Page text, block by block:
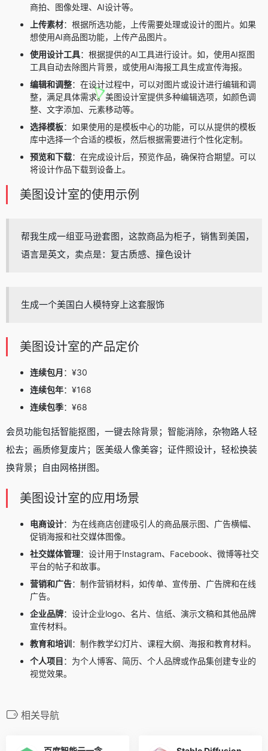
商拍、图像处理、AI设计等。
上传素材： 根据所选功能，上传需要处理或设计的图片。如果
想使用AI商品图功能，上传产品图片。
使用设计工具：根据提供的AI工具进行设计。如，使用AI抠图
工具自动去除图片背景，或使用AI海报工具生成宣传海报。
编辑和调整： 在设计过程中，可以对图片或设计进行编辑和调
整，满足具体需求。美图设计室提供多种编辑选项，如颜色调
整、文字添加、元素移动等。
选择模板： 如果使用的是模板中心的功能，可以从提供的模板
库中选择一个合适的模板，然后根据需要进行个性化定制。
预览和下载： 在完成设计后，预览作品，确保符合期望。 可以
将设计作品下载到设备上。
美图设计室的使用示例
帮我生成一组亚马逊套图，这款商品为柜子，销售到美国，
语言是英文，卖点是：复古质感、撞色设计
生成一个美国白人模特穿上这套服饰
美图设计室的产品定价
连续包月 ：¥30
连续包年：¥168
连续包季：¥68
会员功能包括智能抠图，一键去除背景；智能消除，杂物路人轻
松去；画质修复废片；医美级人像美容；证件照设计，轻松换装
换背景；自由网格拼图。
美图设计室的应用场景
电商设计：为在线商店创建吸引人的商品展示图、广告横幅、
促销海报和社交媒体图像。
社交媒体管理：设计用于Instagram、Facebook、微博等社交
平台的帖子和故事。
营销和广告：制作营销材料，如传单、宣传册、广告牌和在线
广告。
企业品牌：设计企业logo、名片、信纸、演示文稿和其他品牌
宣传材料。
教育和培训 ：制作教学幻灯片、课程大纲、海报和教育材料。
个人项目：为个人博客、简历、个人品牌或作品集创建专业的
视觉效果。
相关导航